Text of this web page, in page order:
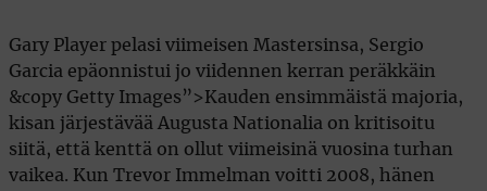
Gary Player pelasi viimeisen Mastersinsa, Sergio
Garcia epäonnistui jo viidennen kerran peräkkäin
&copy Getty Images”>Kauden ensimmäistä majoria,
kisan järjestävää Augusta Nationalia on kritisoitu
siitä, että kenttä on ollut viimeisinä vuosina turhan
vaikea. Kun Trevor Immelman voitti 2008, hänen